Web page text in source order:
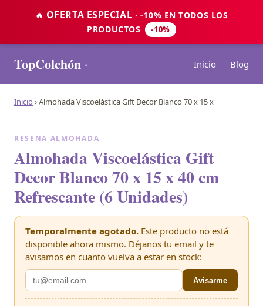
🔥 OFERTA ESPECIAL · -10% EN TODOS LOS
PRODUCTOS
-10%
TopColchón · Inicio Blog
Inicio ›Almohada Viscoelástica Gift Decor Blanco 70 x 15 x
RESENA ALMOHADA
Almohada Viscoelástica Gift
Decor Blanco 70 x 15 x 40 cm
Refrescante (6 Unidades)
Temporalmente agotado. Este producto no está
disponible ahora mismo. Déjanos tu email y te
avisamos en cuanto vuelva a estar en stock:
Avisarme